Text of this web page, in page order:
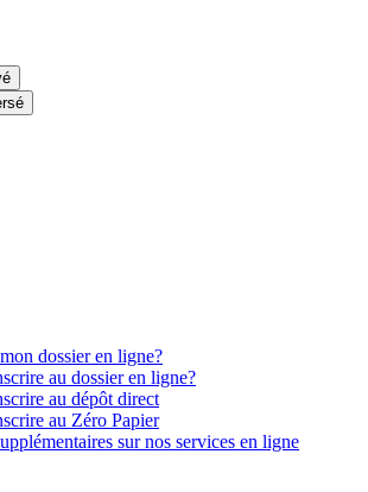
dossier en ligne?
au dossier en ligne?
au dépôt direct
au Zéro Papier
sur nos services en ligne